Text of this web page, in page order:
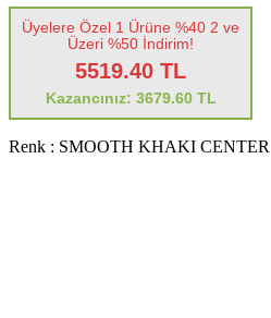
Üyelere Özel 1 Ürüne %40 2 ve
Üzeri %50 İndirim!
5519.40 TL
Kazancınız: 3679.60 TL
Renk : SMOOTH KHAKI CENTER